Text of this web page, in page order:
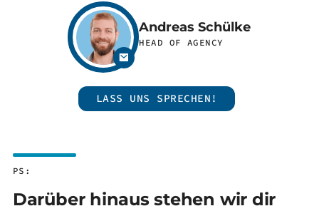
Andreas Schülke
HEAD OF AGENCY
LASS UNS SPRECHEN!
PS:
Darüber hinaus stehen wir dir